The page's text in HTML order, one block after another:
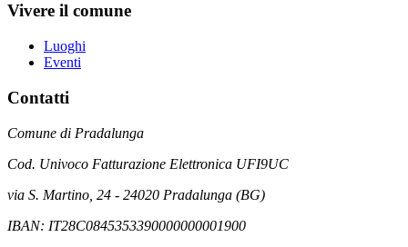
Vivere il comune
Luoghi
Eventi
Contatti
Comune di Pradalunga
Cod. Univoco Fatturazione Elettronica UFI9UC
via S. Martino, 24 - 24020 Pradalunga (BG)
IBAN: IT28C0845353390000000001900